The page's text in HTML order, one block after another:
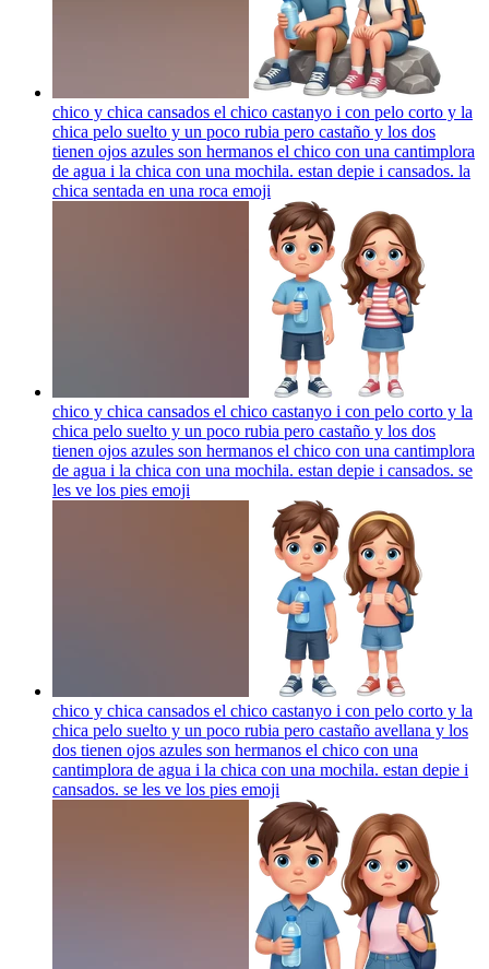
chico y chica cansados el chico castanyo i con pelo corto y la
chica pelo suelto y un poco rubia pero castaño y los dos
tienen ojos azules son hermanos el chico con una cantimplora
de agua i la chica con una mochila. estan depie i cansados. la
chica sentada en una roca emoji
chico y chica cansados el chico castanyo i con pelo corto y la
chica pelo suelto y un poco rubia pero castaño y los dos
tienen ojos azules son hermanos el chico con una cantimplora
de agua i la chica con una mochila. estan depie i cansados. se
les ve los pies emoji
chico y chica cansados el chico castanyo i con pelo corto y la
chica pelo suelto y un poco rubia pero castaño avellana y los
dos tienen ojos azules son hermanos el chico con una
cantimplora de agua i la chica con una mochila. estan depie i
cansados. se les ve los pies emoji